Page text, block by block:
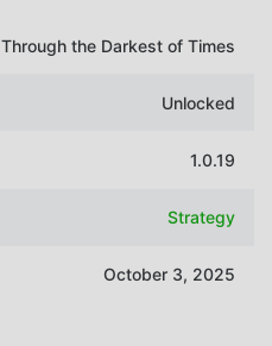
Through the Darkest of Times
Unlocked
1.0.19
Strategy
October 3, 2025